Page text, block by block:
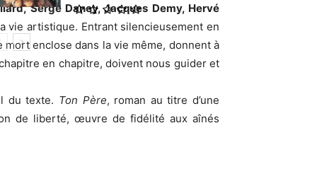
Serge Daney, Jacques Demy, Hervé
vie artistique. Entrant silencieusement en
enclose dans la vie même, donnent à
en chapitre, doivent nous guider et
du texte. Ton Père, roman au titre d’une
de liberté, œuvre de fidélité aux aînés